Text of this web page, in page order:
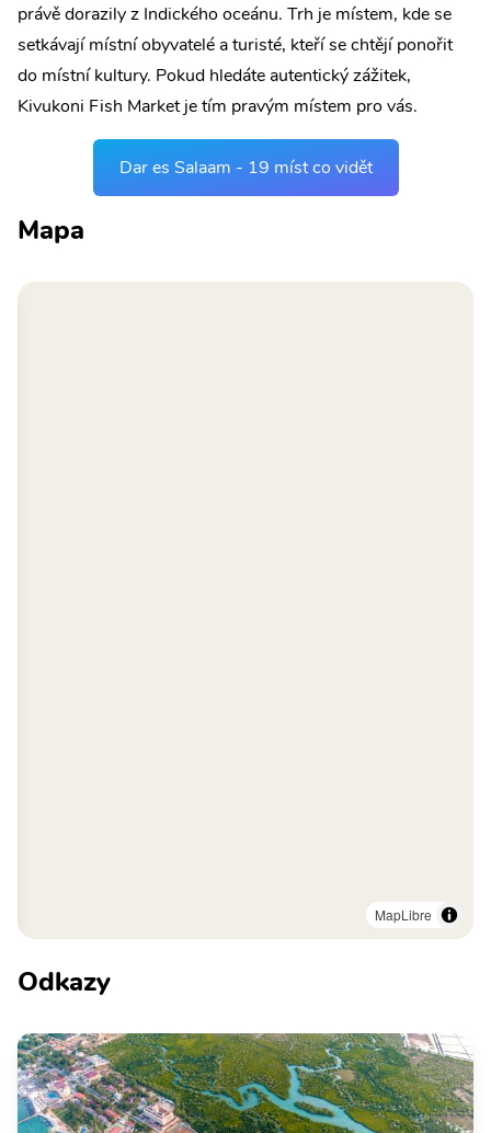
právě dorazily z Indického oceánu. Trh je místem, kde se
setkávají místní obyvatelé a turisté, kteří se chtějí ponořit
do místní kultury. Pokud hledáte autentický zážitek,
Kivukoni Fish Market je tím pravým místem pro vás.
Dar es Salaam - 19 míst co vidět
Mapa
MapLibre
Odkazy